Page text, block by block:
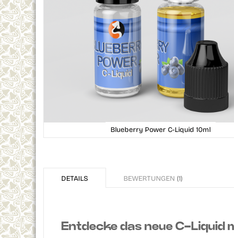
Blueberry Power C-Liquid 10ml
the
beginningDETAILS
Entdecke das neue C-Liquid
BEWERTUNGEN 1